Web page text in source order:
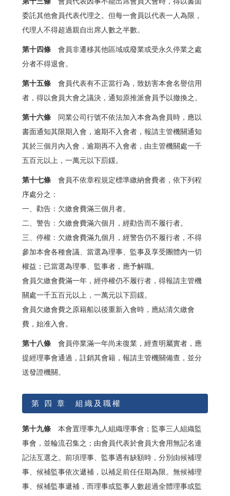
委託其他會員代表代理之。但每一會員以代表一人為限，
代理人不得超過親自出席人數之半數。
第十四條會員非遷移其他區域或廢業或受永久停業之處
分者不得退會。
第十五條會員代表有不正當行為，致妨害本會名譽信用
者，得以會員大會之議決，通知原推派會員予以撤換之。
第十六條同業公司行號不依法加入本會為會員時，應以
書面通知其限期入會，逾期不入會者，報請主管機關通知
其於三個月內入會，逾期再不入會者，由主管機關處一千
五百元以上，一萬元以下罰鍰。
第十七條會員不依章程規定標準繳納會費者，依下列程
序處分之：
一、勸告：欠繳會費滿三個月者。
二、警告：欠繳會費滿六個月，經勸告而不履行者。
三、停權：欠繳會費滿九個月，經警告仍不履行者，不得
參加本會各種會議、當選為理事、監事及享受團體內一切
權益；已當選為理事、監事者，應予解職。
會員欠繳會費滿一年，經停權仍不履行者，得報請主管機
關處一千五百元以上，一萬元以下罰鍰。
會員欠繳會費之原籍船以後重新入會時，應結清欠繳會
費，始准入會。
第十八條會員停業滿一年尚未復業，經查明屬實者，應
提經理事會通過，註銷其會籍，報請主管機關備查，並分
送發證機關。
第 四 章 組織及職權
第十九條本會置理事九人組織理事會；監事三人組織監
事會，並輪流召集之；由會員代表於會員大會用無記名連
記法互選之。前項理事、監事遇有缺額時，分別由候補理
事、候補監事依次遞補，以補足前任任期為限。無候補理
事、候補監事遞補，而理事或監事人數超過全體理事或監